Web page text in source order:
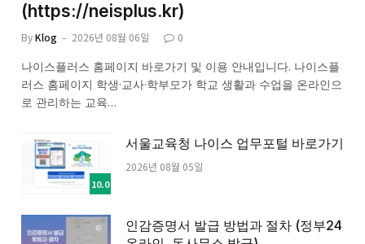
(https://neisplus.kr)
ByKlog 2026년 08월 06일 0
나이스플러스 홈페이지 바로가기 및 이용 안내입니다. 나이스플
러스 홈페이지 학생·교사·학부모가 학교 생활과 수업을 온라인으
로 관리하는 교육…
10.0
서울교육청 나이스 업무포털 바로가기
2026년 08월 05일
인감증명서 발급 방법과 절차 (정부24